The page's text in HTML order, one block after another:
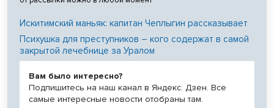
Искитимский маньяк: капитан Чеплыгин рассказывает
Психушка для преступников – кого содержат в самой
закрытой лечебнице за Уралом
Вам было интересно?
Подпишитесь на наш канал в Яндекс. Дзен. Все
самые интересные новости отобраны там.